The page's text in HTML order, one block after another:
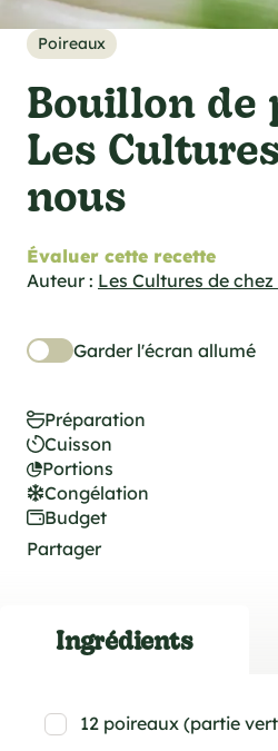
techniques
foodiePoireaux
Bouillon de
Les
nous
Évaluer cette recette
Auteur : Les Cultures de
Garder l'écran allumé
Préparation
Cuisson
Portions
Congélation
Budget
Partager
Ingrédients
12 poireaux (partie